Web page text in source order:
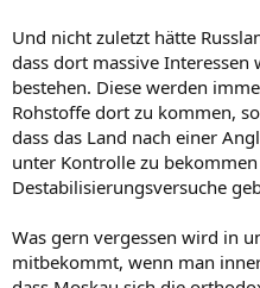
Und nicht zuletzt hätte
dass dort massive Interessen
bestehen. Diese werden
Rohstoffe dort zu kommen,
dass das Land nach einer
unter Kontrolle zu
Destabilisierungsversuche
Was gern vergessen wird in
mitbekommt, wenn man